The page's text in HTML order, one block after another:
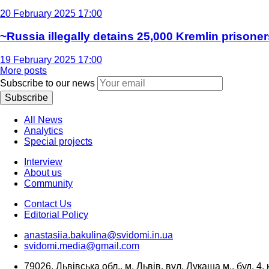
20 February 2025 17:00
~Russia illegally detains 25,000 Kremlin
19 February 2025 17:00
More posts
Subscribe to our news
Subscribe
All News
Analytics
Special projects
Interview
About us
Community
Contact Us
Editorial Policy
anastasiia.bakulina@svidomi.in.ua
svidomi.media@gmail.com
79026, Львівська обл., м. Львів, вул. Лукаша м., буд. 4,